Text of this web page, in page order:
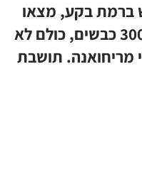
ברמת בקע, מצאו
שם 170 עזים, 15 גמלים ו-300 כבשים, כולם לא
1,100 שתילי מריחואנה. תושבת